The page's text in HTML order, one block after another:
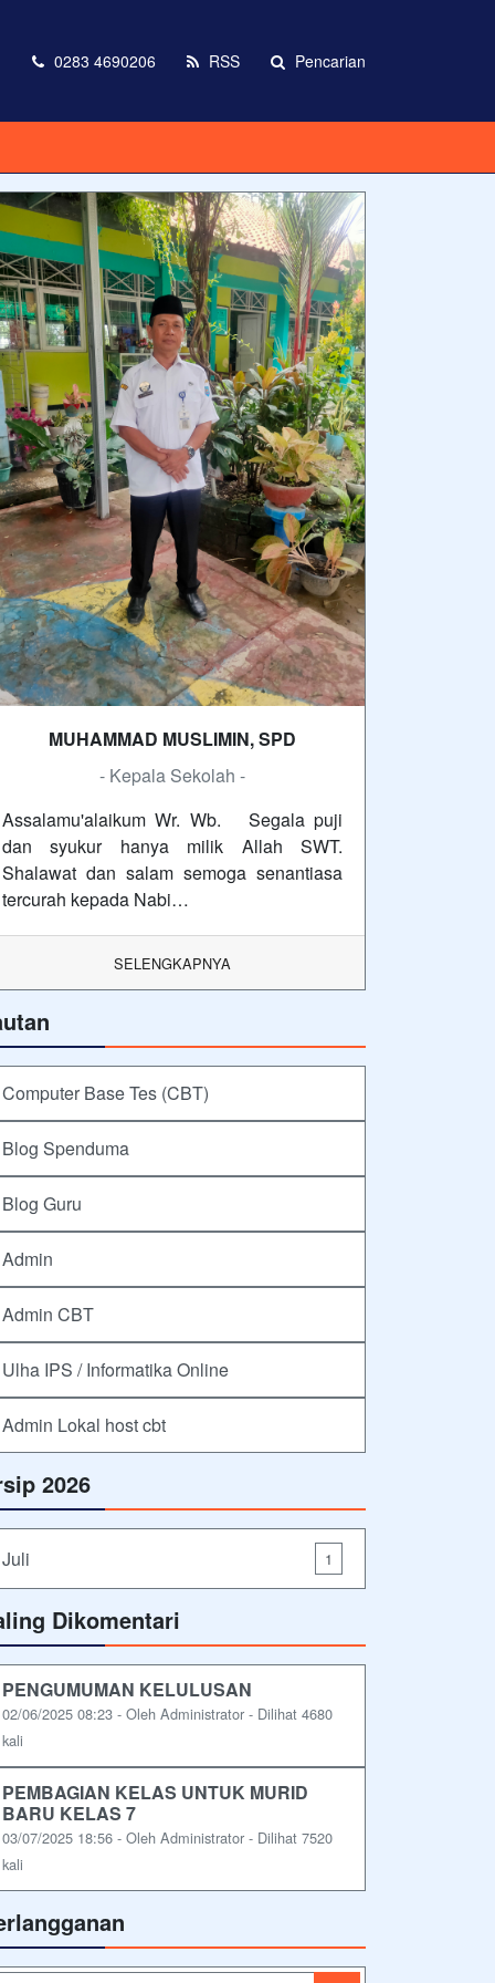
0283 4690206 RSS Pencarian
MUHAMMAD MUSLIMIN, SPD
- Kepala Sekolah -
Assalamu'alaikum Wr. Wb. Segala puji
dan syukur hanya milik Allah SWT.
Shalawat dan salam semoga senantiasa
tercurah kepada Nabi…
SELENGKAPNYA
Computer Base Tes (CBT)
Blog Spenduma
Blog Guru
Admin
Admin CBT
Ulha IPS / Informatika Online
Admin Lokal host cbt
2026
Juli 1
Dikomentari
PENGUMUMAN KELULUSAN
02/06/2025 08:23 - Oleh Administrator - Dilihat 4680
kali
PEMBAGIAN KELAS UNTUK MURID
BARU KELAS 7
03/07/2025 18:56 - Oleh Administrator - Dilihat 7520
kali